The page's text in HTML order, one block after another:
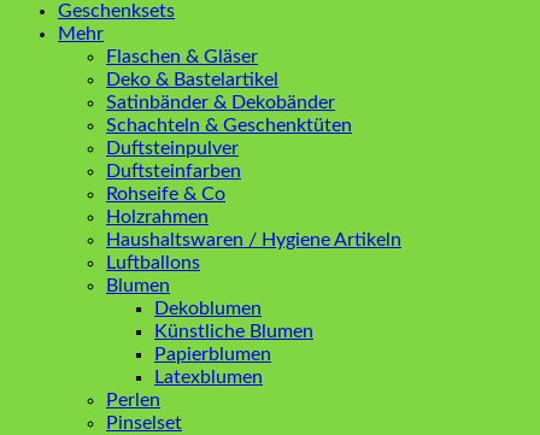
Geschenksets
Mehr
Flaschen & Gläser
Deko & Bastelartikel
Satinbänder & Dekobänder
Schachteln & Geschenktüten
Duftsteinpulver
Duftsteinfarben
Rohseife & Co
Holzrahmen
Haushaltswaren / Hygiene Artikeln
Luftballons
Blumen
Dekoblumen
Künstliche Blumen
Papierblumen
Latexblumen
Perlen
Pinselset